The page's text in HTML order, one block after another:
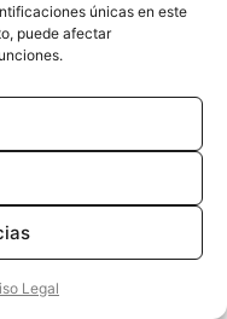
únicas en este
puede afectar
Legal